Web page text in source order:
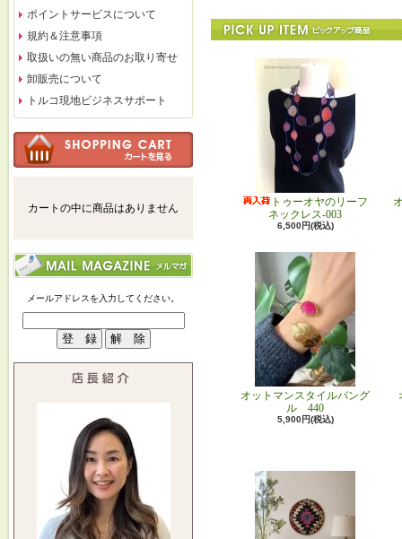
ポイントサービスについて
規約＆注意事項
取扱いの無い商品のお取り寄せ
卸販売について
トルコ現地ビジネスサポート
カートの中に商品はありません
メールアドレスを入力してください。
トゥーオヤのリーフ
ネックレス-003
6,500円(税込)
オットマンスタイルバング
ル 440
5,900円(税込)